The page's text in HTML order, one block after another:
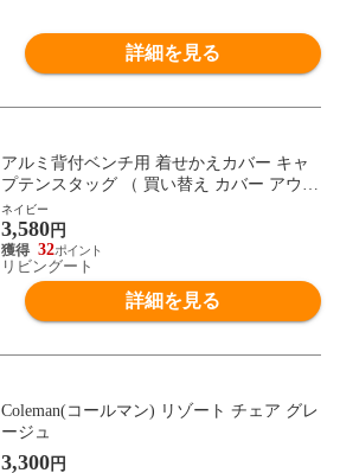
詳細を見る
アルミ背付ベンチ用 着せかえカバー キャ
プテンスタッグ （ 買い替え カバー アウト
ドアチェア ベンチ専用カバー アウトドア
チェアカバー チェアカバー ベンチカバー
ベンチ専用 ）【 ネイビー 】
ネイビー
3,580円
32
リビングート
詳細を見る
Coleman(コールマン) リゾート チェア グレ
ージュ
3,300円